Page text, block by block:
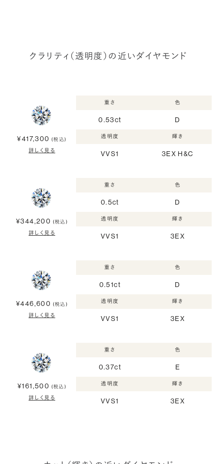
クラリティ（透明度）の近いダイヤモンド
¥417,300 (税込)
詳しく見る
重さ
0.53ct
色
D
透明度
VVS1
輝き
3EX H&C
¥344,200 (税込)
詳しく見る
重さ
0.5ct
色
D
透明度
VVS1
輝き
3EX
¥446,600 (税込)
詳しく見る
重さ
0.51ct
色
D
透明度
VVS1
輝き
3EX
¥161,500 (税込)
詳しく見る
重さ
0.37ct
色
E
透明度
VVS1
輝き
3EX